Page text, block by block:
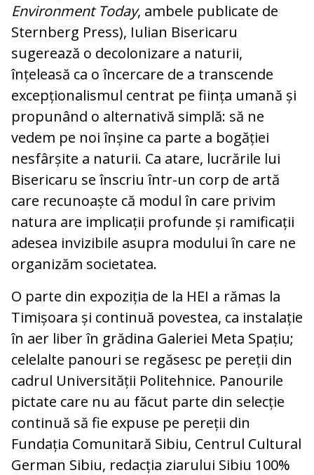
Environment Today, ambele publicate de
Sternberg Press), Iulian Bisericaru
sugerează o decolonizare a naturii,
înțeleasă ca o încercare de a transcende
excepționalismul centrat pe ființa umană și
propunând o alternativă simplă: să ne
vedem pe noi înșine ca parte a bogăției
nesfârșite a naturii. Ca atare, lucrările lui
Bisericaru se înscriu într-un corp de artă
care recunoaște că modul în care privim
natura are implicații profunde și ramificații
adesea invizibile asupra modului în care ne
organizăm societatea.
O parte din expoziția de la HEI a rămas la
Timișoara și continuă povestea, ca instalație
în aer liber în grădina Galeriei Meta Spațiu;
celelalte panouri se regăsesc pe pereții din
cadrul Universității Politehnice. Panourile
pictate care nu au făcut parte din selecție
continuă să fie expuse pe pereții din
Fundația Comunitară Sibiu, Centrul Cultural
German Sibiu, redacția ziarului Sibiu 100%